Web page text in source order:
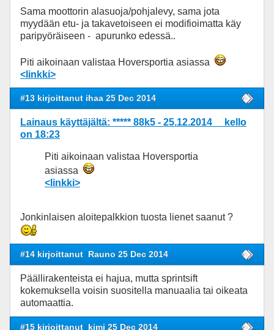
Sama moottorin alasuoja/pohjalevy, sama jota
myydään etu- ja takavetoiseen ei modifioimatta käy
paripyöräiseen - apurunko edessä..
Piti aikoinaan valistaa Hoversportia asiassa
<linkki>
#13 kirjoittanut ihaa 25 Dec 2014
Lainaus käyttäjältä: ***** 88k5 - 25.12.2014 kello
on 18:23
Piti aikoinaan valistaa Hoversportia
asiassa
<linkki>
Jonkinlaisen aloitepalkkion tuosta lienet saanut ?
#14 kirjoittanut Rauno 25 Dec 2014
Päällirakenteista ei hajua, mutta sprintsift
kokemuksella voisin suositella manuaalia tai oikeata
automaattia.
#15 kirjoittanut kimi 25 Dec 2014